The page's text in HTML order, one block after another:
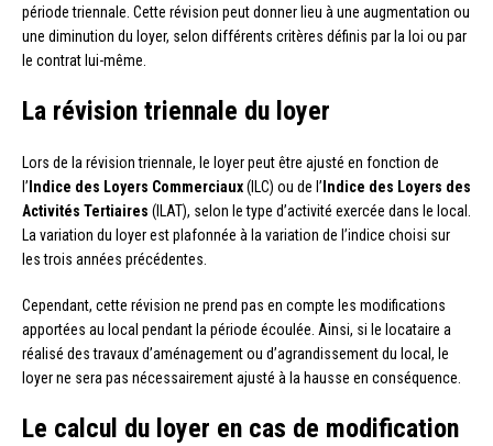
période triennale. Cette révision peut donner lieu à une augmentation ou
une diminution du loyer, selon différents critères définis par la loi ou par
le contrat lui-même.
La révision triennale du loyer
Lors de la révision triennale, le loyer peut être ajusté en fonction de
l’ Indice des Loyers Commerciaux(ILC) ou de l’ Indice des Loyers des
Activités Tertiaires (ILAT), selon le type d’activité exercée dans le local.
La variation du loyer est plafonnée à la variation de l’indice choisi sur
les trois années précédentes.
Cependant, cette révision ne prend pas en compte les modifications
apportées au local pendant la période écoulée. Ainsi, si le locataire a
réalisé des travaux d’aménagement ou d’agrandissement du local, le
loyer ne sera pas nécessairement ajusté à la hausse en conséquence.
Le calcul du loyer en cas de modification